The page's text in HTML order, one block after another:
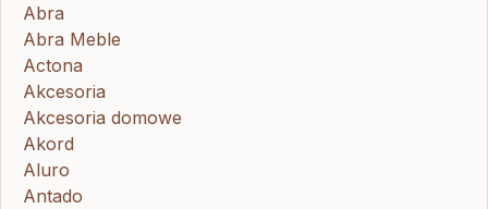
Abra
Abra Meble
Actona
Akcesoria
Akcesoria domowe
Akord
Aluro
Antado